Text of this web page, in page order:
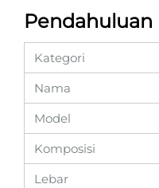
Pendahuluan
Kategori
Nama
Model
Komposisi
Lebar